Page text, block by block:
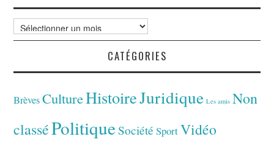
Archives
CATÉGORIES
Brèves CultureHistoireJuridique Les amis Non
classéPolitiqueSociété SportVidéo